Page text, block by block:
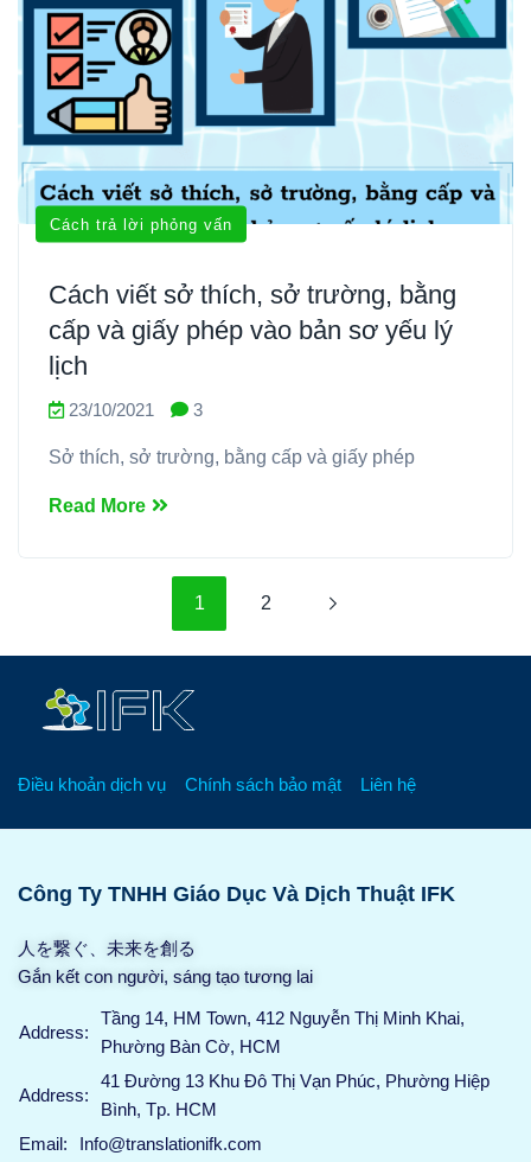
Cách trả lời phỏng vấn
Cách viết sở thích, sở trường, bằng
cấp và giấy phép vào bản sơ yếu lý
lịch
23/10/2021 3
Sở thích, sở trường, bằng cấp và giấy phép
Read More
1 2
Điều khoản dịch vụ Chính sách bảo mật Liên hệ
Công Ty TNHH Giáo Dục Và Dịch Thuật IFK
人を繋ぐ、未来を創る
Gắn kết con người, sáng tạo tương lai
Address:
Tầng 14, HM Town, 412 Nguyễn Thị Minh Khai,
Phường Bàn Cờ, HCM
Address:
41 Đường 13 Khu Đô Thị Vạn Phúc, Phường Hiệp
Bình, Tp. HCM
Email:
Info@translationifk.com